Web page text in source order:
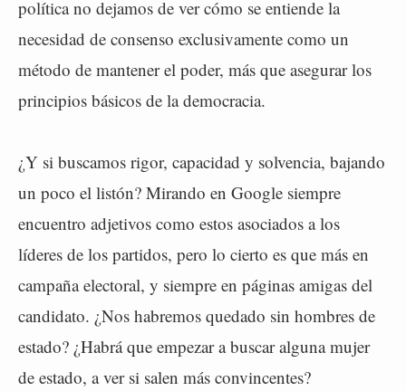
política no dejamos de ver cómo se entiende la
necesidad de consenso exclusivamente como un
método de mantener el poder, más que asegurar los
principios básicos de la democracia.
¿Y si buscamos rigor, capacidad y solvencia, bajando
un poco el listón? Mirando en Google siempre
encuentro adjetivos como estos asociados a los
líderes de los partidos, pero lo cierto es que más en
campaña electoral, y siempre en páginas amigas del
candidato. ¿Nos habremos quedado sin hombres de
estado? ¿Habrá que empezar a buscar alguna mujer
de estado, a ver si salen más convincentes?